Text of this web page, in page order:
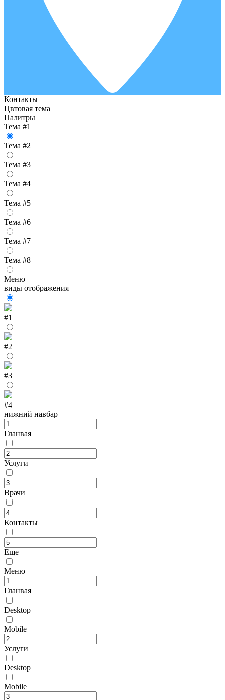
Контакты
Цвтовая тема
Палитры
Тема #1
Тема #2
Тема #3
Тема #4
Тема #5
Тема #6
Тема #7
Тема #8
Меню
виды отображения
#1
#2
#3
#4
нижний навбар
Гланвая
Услуги
Врачи
Контакты
Еще
Меню
Гланвая
Desktop
Mobile
Услуги
Desktop
Mobile